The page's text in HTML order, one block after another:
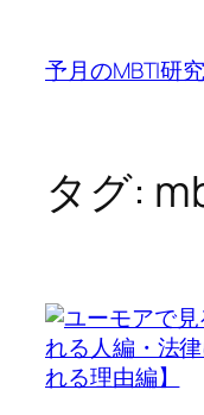
予月のMBTI研
タグ: